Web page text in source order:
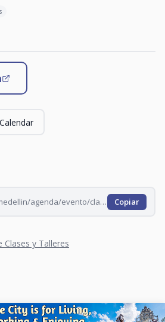
https://vivelacity.com/medellin/agenda/evento/clase-de-yoga-en-el-t-pablo-tobon-2026-09-04 Copiar
y Talleres